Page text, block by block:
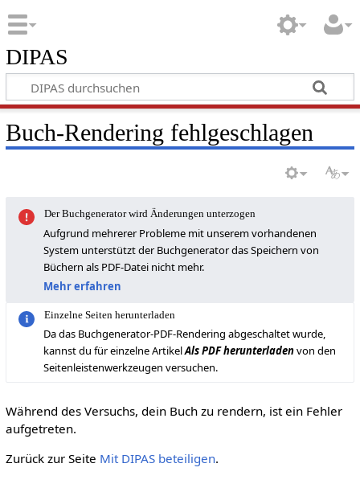
DIPAS
Buch-Rendering fehlgeschlagen
Der Buchgenerator wird Änderungen unterzogen
Aufgrund mehrerer Probleme mit unserem vorhandenen
System unterstützt der Buchgenerator das Speichern von
Büchern als PDF-Datei nicht mehr.
Mehr erfahren
Einzelne Seiten herunterladen
Da das Buchgenerator-PDF-Rendering abgeschaltet wurde,
kannst du für einzelne ArtikelAls PDF herunterladenvon den
Seitenleistenwerkzeugen versuchen.
Während des Versuchs, dein Buch zu rendern, ist ein Fehler
aufgetreten.
Zurück zur Seite Mit DIPAS beteiligen.